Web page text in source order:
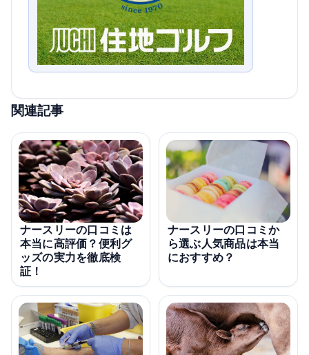
関連記事
ナースリーの口コミは
本当に高評価？便利グ
ッズの実力を徹底検
証！
ナースリーの口コミか
ら選ぶ人気商品は本当
におすすめ？